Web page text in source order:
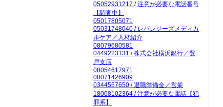
05052931217 / 注意が必要な電話番号
【調査中】
05017805071
05031748040 / レバレジーズメディカ
ルケア／人材紹介
08079680581
0449223131 / 株式会社横浜銀行／登
戸支店
08054617971
08071426909
0344557650 / 退職準備金／営業
18008102364 / 注意が必要な電話【犯
罪系】